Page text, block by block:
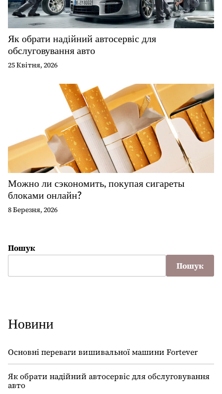
Як обрати надійний автосервіс для
обслуговування авто
25 Квітня, 2026
Можно ли сэкономить, покупая сигареты
блоками онлайн?
8 Березня, 2026
Пошук
Пошук
Новини
Основні переваги вишивальної машини Fortever
Як обрати надійний автосервіс для обслуговування
авто